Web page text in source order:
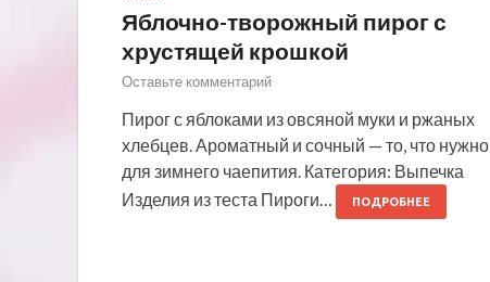
Яблочно-творожный пирог с
хрустящей крошкой
Оставьте комментарий
Пирог с яблоками из овсяной муки и ржаных
хлебцев. Ароматный и сочный — то, что нужно
для зимнего чаепития. Категория: Выпечка
Изделия из теста Пироги…
ПОДРОБНЕЕ